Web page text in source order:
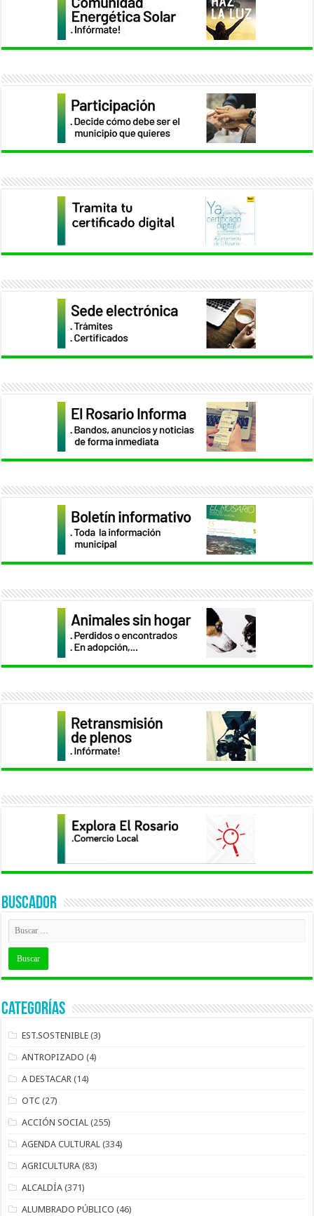
BUSCADOR
Categorías
EST.SOSTENIBLE (3)
ANTROPIZADO (4)
A DESTACAR (14)
OTC (27)
ACCIÓN SOCIAL (255)
AGENDA CULTURAL (334)
AGRICULTURA (83)
ALCALDÍA (371)
ALUMBRADO PÚBLICO (46)